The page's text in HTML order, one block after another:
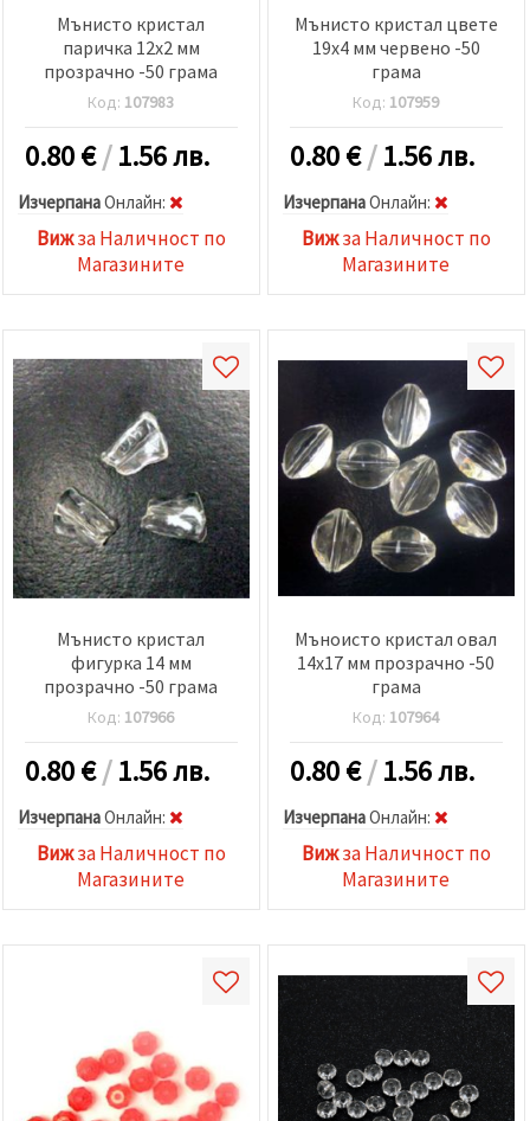
на
бисквитките
Мънисто кристал
паричка 12x2 мм
прозрачно -50 грама
Код: 107983
0.80€/1.56 лв.
ИзчерпанаOнлайн:
Вижза Наличност по
Магазините
Мънисто кристал цвете
19x4 мм червено -50
грама
Код: 107959
0.80€/1.56 лв.
ИзчерпанаOнлайн:
Вижза Наличност по
Магазините
Мънисто кристал
фигурка 14 мм
прозрачно -50 грама
Код: 107966
0.80€/1.56 лв.
ИзчерпанаOнлайн:
Вижза Наличност по
Магазините
Мъноисто кристал овал
14x17 мм прозрачно -50
грама
Код: 107964
0.80€/1.56 лв.
ИзчерпанаOнлайн:
Вижза Наличност по
Магазините